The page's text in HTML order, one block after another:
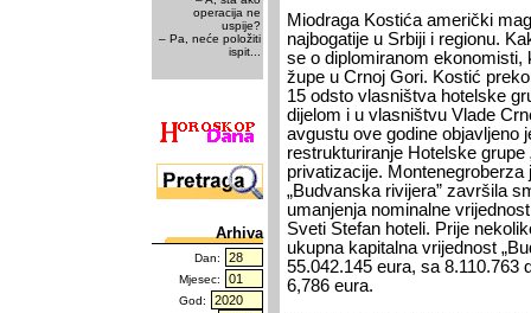
operacija ne
uspije?
– Pa, neće položiti
ispit...
Arhiva
Dan:
Mjesec:
God:
Miodraga Kostića američki
najbogatije u Srbiji i regionu.
se o diplomiranom
župe u Crnoj Gori. Kostić
15 odsto vlasništva hotelske
dijelom i u vlasništvu Vlade
avgustu ove godine objavljeno
restrukturiranje Hotelske grupe
privatizacije. Montenegroberza
„Budvanska rivijera” završila
umanjenja nominalne
Sveti Stefan hoteli. Prije
ukupna kapitalna vrijednost
55.042.145 eura, sa 8.110.763
6,786 eura.